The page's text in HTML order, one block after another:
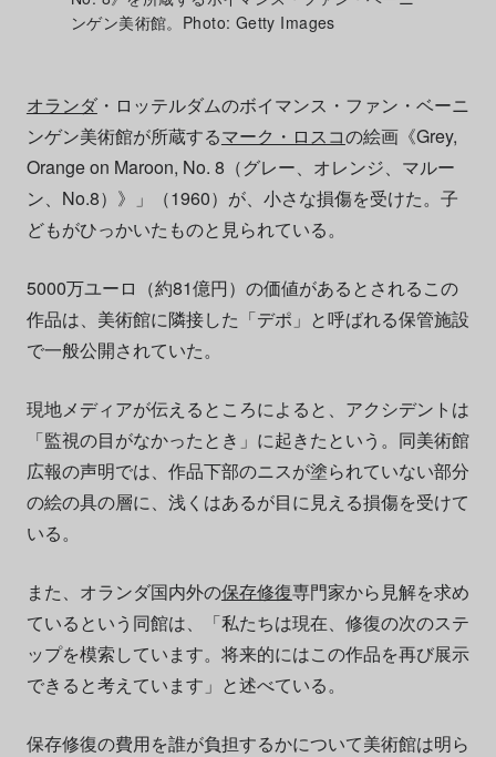
ンゲン美術館。Photo: Getty Images
オランダ・ロッテルダムのボイマンス・ファン・ベーニ
ンゲン美術館が所蔵するマーク・ロスコの絵画《Grey,
Orange on Maroon, No. 8（グレー、オレンジ、マルー
ン、No.8）》」（1960）が、小さな損傷を受けた。子
どもがひっかいたものと見られている。
5000万ユーロ（約81億円）の価値があるとされるこの
作品は、美術館に隣接した「デポ」と呼ばれる保管施設
で一般公開されていた。
現地メディアが伝えるところによると、アクシデントは
「監視の目がなかったとき」に起きたという。同美術館
広報の声明では、作品下部のニスが塗られていない部分
の絵の具の層に、浅くはあるが目に見える損傷を受けて
いる。
また、オランダ国内外の保存修復専門家から見解を求め
ているという同館は、「私たちは現在、修復の次のステ
ップを模索しています。将来的にはこの作品を再び展示
できると考えています」と述べている。
保存修復の費用を誰が負担するかについて美術館は明ら